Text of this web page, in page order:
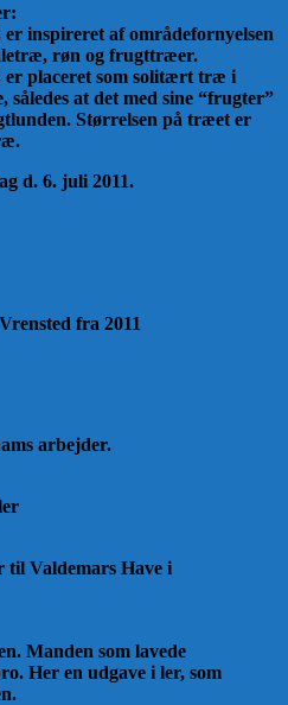
inspireret af områdefornyelsen
røn og frugttræer.
placeret som solitært træ i
at det med sine “frugter”
Størrelsen på træet er
d. 6. juli 2011.
fra 2011
arbejder.
Valdemars Have i
Manden som lavede
Her en udgave i ler, som